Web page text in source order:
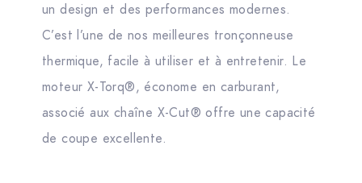
un design et des performances modernes.
C’est l’une de nos meilleures tronçonneuse
thermique, facile à utiliser et à entretenir. Le
moteur X-Torq®, économe en carburant,
associé aux chaîne X-Cut® offre une capacité
de coupe excellente.